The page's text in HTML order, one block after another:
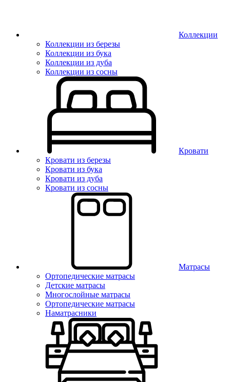
Коллекции
Коллекции из березы
Коллекции из бука
Коллекции из дуба
Коллекции из сосны
Кровати
Кровати из березы
Кровати из бука
Кровати из дуба
Кровати из сосны
Матрасы
Ортопедические матрасы
Детские матрасы
Многослойные матрасы
Ортопедические матрасы
Наматрасники